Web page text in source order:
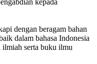
kepada
dengan beragam bahan
dalam bahasa Indonesia
ilmiah serta buku ilmu